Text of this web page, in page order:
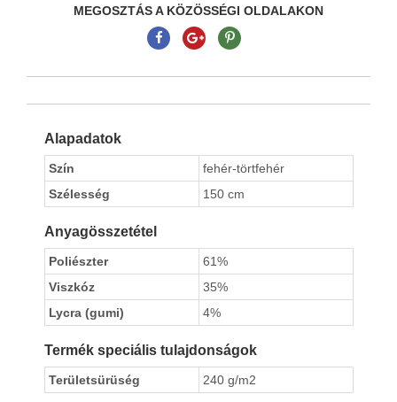
MEGOSZTÁS A KÖZÖSSÉGI OLDALAKON
Alapadatok
Szín
fehér-törtfehér
Szélesség
150 cm
Anyagösszetétel
Poliészter
61%
Viszkóz
35%
Lycra (gumi)
4%
Termék speciális tulajdonságok
Területsürüség 240 g/m2